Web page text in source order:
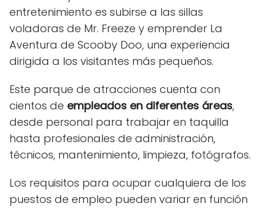
entretenimiento es subirse a las sillas
voladoras de Mr. Freeze y emprender La
Aventura de Scooby Doo, una experiencia
dirigida a los visitantes más pequeños.
Este parque de atracciones cuenta con
cientos de empleados en diferentes áreas,
desde personal para trabajar en taquilla
hasta profesionales de administración,
técnicos, mantenimiento, limpieza, fotógrafos.
Los requisitos para ocupar cualquiera de los
puestos de empleo pueden variar en función